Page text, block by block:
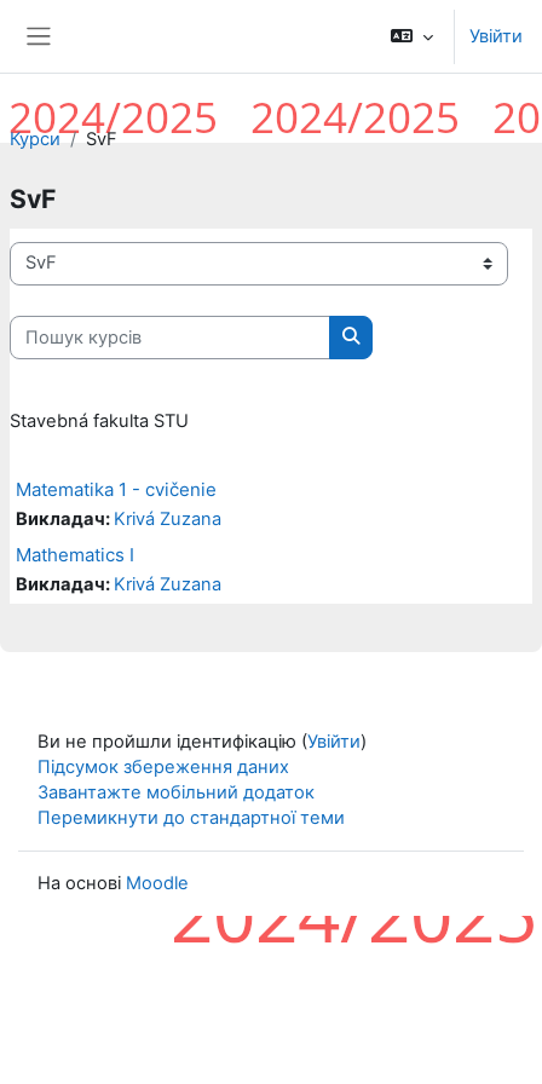
Увійти
Курси SvF
SvF
Категорії курсів
Пошук курсів
Пошук курсів
Stavebná fakulta STU
Matematika 1 - cvičenie
Викладач: Krivá Zuzana
Mathematics I
Викладач: Krivá Zuzana
Ви не пройшли ідентифікацію (Увійти)
Підсумок збереження даних
Завантажте мобільний додаток
Перемикнути до стандартної теми
На основі Moodle